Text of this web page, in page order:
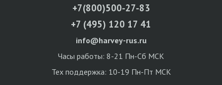
+7(800)500-27-83
+7 (495) 120 17 41
info@harvey-rus.ru
Часы работы: 8-21 Пн-Сб МСК
Тех поддержка: 10-19 Пн-Пт МСК